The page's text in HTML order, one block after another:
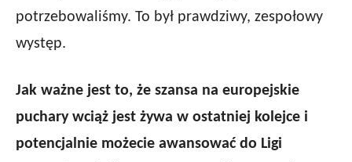
potrzebowaliśmy. To był prawdziwy, zespołowy
występ.
Jak ważne jest to, że szansa na europejskie
puchary wciąż jest żywa w ostatniej kolejce i
potencjalnie możecie awansować do Ligi